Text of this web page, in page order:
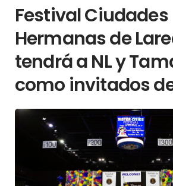
Festival Ciudades
Hermanas de
tendrá a NL y
como invitados